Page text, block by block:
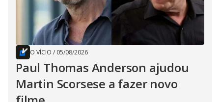
O VÍCIO / 05/08/2026
Paul Thomas Anderson ajudou
Martin Scorsese a fazer novo